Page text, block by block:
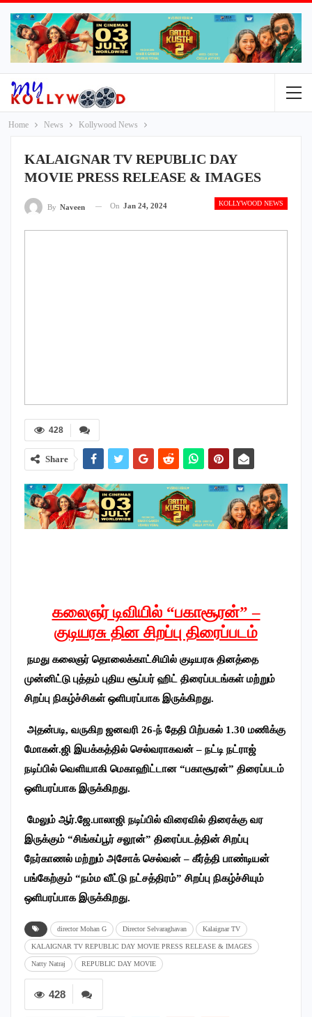
Home News Kollywood News
KALAIGNAR TV REPUBLIC DAY
MOVIE PRESS RELEASE & IMAGES
KOLLYWOOD NEWS
By Naveen On Jan 24, 2024
428
Share
கலைஞர் டிவியில் “பகாசூரன்” –
குடியரசு தின சிறப்பு திரைப்படம்
நமது கலைஞர் தொலைக்காட்சியில் குடியரசு தினத்தை
முன்னிட்டு புத்தம் புதிய சூப்பர் ஹிட் திரைப்பட ங்கள்மற்றும்
சிறப்பு நிகழ்ச்சிகள் ஒளிபரப்பாக இருக்கிறது.
அதன்படி, வருகிற ஜனவரி 26-ந் தேதி பிற்பகல் 1.30 மணிக்கு
மோகன்.ஜி இயக்கத்தில் செல்வராகவன் – நட்டி நட்ராஜ்
நடிப்பில் வெளியாகி மெகாஹிட்டான “பகாசூரன்” திரைப்படம்
ஒளிபரப்பாக இருக்கிறது.
மேலும் ஆர்.ஜே.பாலாஜி நடிப்பில் விரைவில் திரைக்கு வர
இருக்கும் “சிங்கப்பூர் சலூன்” திரைப்படத்தின் சிறப்பு
நேர்காணல் மற்றும் அசோக் செல்வன் – கீர்த்தி பாண்டியன்
பங்கேற்கும் “நம்ம வீட்டு நட்சத்திரம்” சிறப்பு நிகழ்ச்சியும்
ஒளிபரப்பாக இருக்கிறது.
director Mohan G Director Selvaraghavan Kalaignar TV
KALAIGNAR TV REPUBLIC DAY MOVIE PRESS RELEASE & IMAGES
Natty Natraj REPUBLIC DAY MOVIE
428